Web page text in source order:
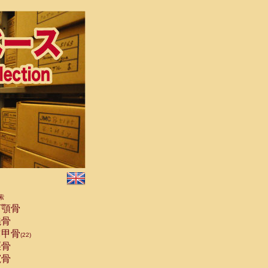
骨
甲骨(22)